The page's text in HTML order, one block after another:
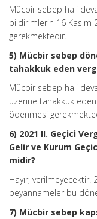
Mücbir sebep hali
bildirimlerin 16 Kasım
gerekmektedir.
5) Mücbir sebep
tahakkuk eden
Mücbir sebep hali
üzerine tahakkuk
ödenmesi
6) 2021 II. Geçici
Gelir ve Kurum
midir?
Hayır,
beyannameler bu
7) Mücbir sebep